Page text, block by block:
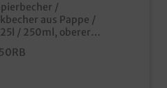
/
aus Pappe /
/ 250ml, oberer
im Karton Ideal für
Logo Made in